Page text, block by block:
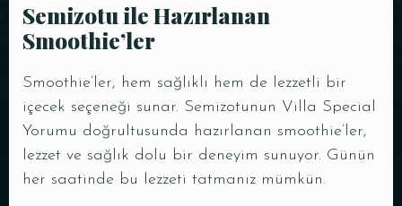
Semizotu ile Hazırlanan
Smoothie’ler
Smoothie’ler, hem sağlıklı hem de lezzetli bir
içecek seçeneği sunar. Semizotunun Villa Special
Yorumu doğrultusunda hazırlanan smoothie’ler,
lezzet ve sağlık dolu bir deneyim sunuyor. Günün
her saatinde bu lezzeti tatmanız mümkün.
Saat